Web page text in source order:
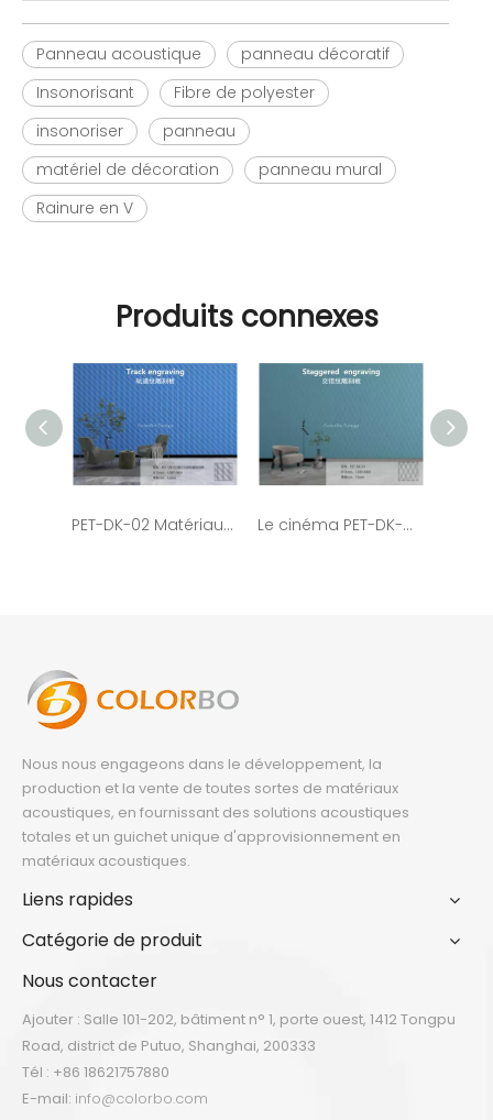
Panneau acoustique
panneau décoratif
Insonorisant
Fibre de polyester
insonoriser
panneau
matériel de décoration
panneau mural
Rainure en V
Produits connexes
PET-DK-02 Matériau recyclé Panneau acoustique sculpté en PET pour la décoration de cinéma Le cinéma PET-DK-03 applique un panneau insonorisant de protection de l'environnement en fibre de polyester
Nous nous engageons dans le développement, la
production et la vente de toutes sortes de matériaux
acoustiques, en fournissant des solutions acoustiques
totales et un guichet unique d'approvisionnement en
matériaux acoustiques.
Liens rapides
Catégorie de produit
Nous contacter
Ajouter : Salle 101-202, bâtiment n° 1, porte ouest, 1412 Tongpu
Road, district de Putuo, Shanghai, 200333
Tél : +86 18621757880
E-mail: info@colorbo.com